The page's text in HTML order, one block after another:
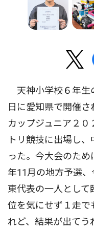
天神小学校６年生
日に愛知県で開催
カップジュニア２０
トリ競技に出場し
った。今大会のた
年11月の地方予選
東代表の一人とし
位を気にせず１走で
れど、結果が出てう